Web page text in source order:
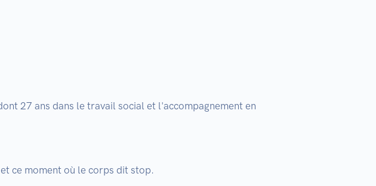
27 ans dans le travail social et l'accompagnement en
ce moment où le corps dit stop.